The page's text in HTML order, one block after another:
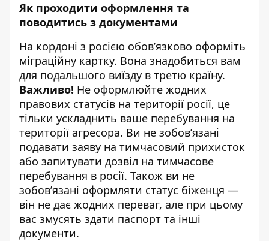
Як проходити оформлення та
поводитись з документами
На кордоні з росією обов’язково оформіть
міграційну картку. Вона знадобиться вам
для подальшого виїзду в третю країну.
Важливо! Не оформлюйте жодних
правових статусів на території росії, це
тільки ускладнить ваше перебування на
території агресора. Ви не зобов’язані
подавати заяву на тимчасовий прихисток
або запитувати дозвіл на тимчасове
перебування в росії. Також ви не
зобов’язані оформляти статус біженця —
він не дає жодних переваг, але при цьому
вас змусять здати паспорт та інші
документи.